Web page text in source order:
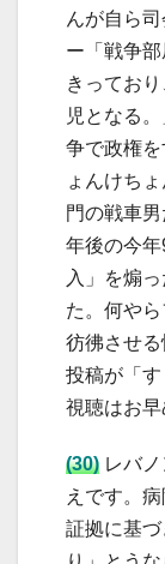
んが自ら
ー「戦争
きってお
児となる
争で政権
ょんけち
門の戦車
年後の今
入」を煽
た。何や
彷彿させ
投稿が「
視聴はお早
(30) レバ
えです。
証拠に基